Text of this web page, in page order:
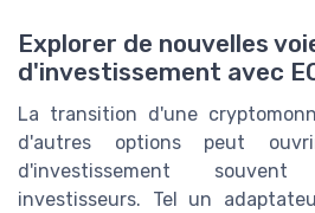
Explorer de nouvelles
d'investissement avec
La transition d'une
d'autres options peut
d'investissement
investisseurs. Tel un